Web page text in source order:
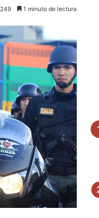
249 1 minuto de lectura